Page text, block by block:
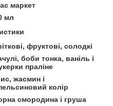
маркет
мл
фруктові, солодкі
боби тонка, ваніль і
праліне
жасмин і
колір
смородина і груша